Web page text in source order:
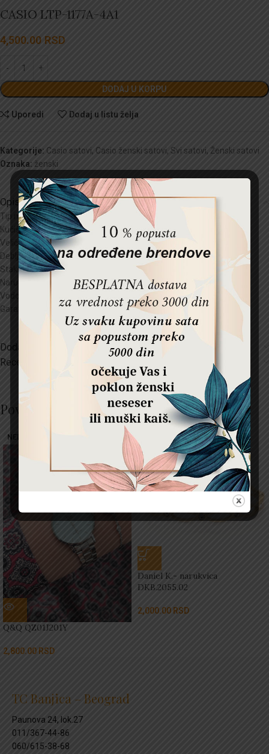
CASIO LTP-1177A-4A1
4,500.00 RSD
DODAJ U KORPU
Uporedi Dodaj u listu želja
Kategorije: Casio satovi, Casio ženski satovi, Svi satovi, Ženski satovi
Oznaka: ženski
Opis
Tip mehanizma:Kvarc
Kućište:Metal
Veličina kućišta:24mm
Debljina kućišta:7mm
Staklo:Mineral kristal
Narukvica:
Vodootpornost:
Garancija:
2 godine
Dodatne informacije
Recenzije (0)
Povezani proizvodi
NEDOSTUPNO
Q&Q QZ01J201Y
2,800.00 RSD
Daniel K.- narukvica
DKB.2055.02
2,000.00 RSD
TC Banjica – Beograd
Paunova 24, lok.27
011/367-44-86
060/615-38-68